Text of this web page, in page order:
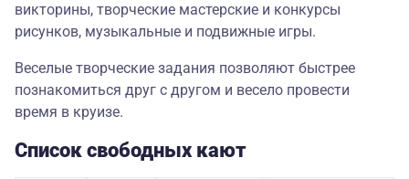
викторины, творческие мастерские и конкурсы
рисунков, музыкальные и подвижные игры.
Веселые творческие задания позволяют быстрее
познакомиться друг с другом и весело провести
время в круизе.
Список свободных кают